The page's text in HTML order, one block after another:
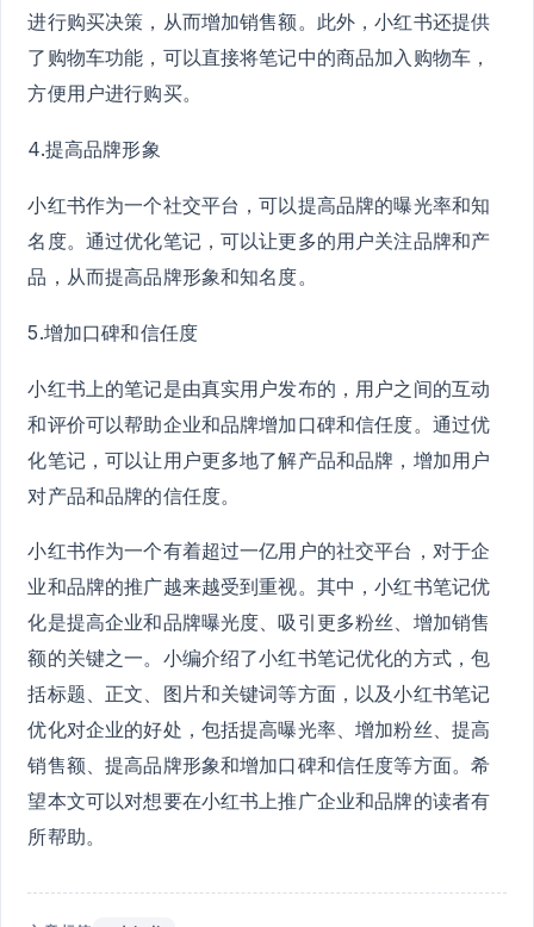
进行购买决策，从而增加销售额。此外，小红书还提供
了购物车功能，可以直接将笔记中的商品加入购物车，
方便用户进行购买。
4.提高品牌形象
小红书作为一个社交平台，可以提高品牌的曝光率和知
名度。通过优化笔记，可以让更多的用户关注品牌和产
品，从而提高品牌形象和知名度。
5.增加口碑和信任度
小红书上的笔记是由真实用户发布的，用户之间的互动
和评价可以帮助企业和品牌增加口碑和信任度。通过优
化笔记，可以让用户更多地了解产品和品牌，增加用户
对产品和品牌的信任度。
小红书作为一个有着超过一亿用户的社交平台，对于企
业和品牌的推广越来越受到重视。其中，小红书笔记优
化是提高企业和品牌曝光度、吸引更多粉丝、增加销售
额的关键之一。小编介绍了小红书笔记优化的方式，包
括标题、正文、图片和关键词等方面，以及小红书笔记
优化对企业的好处，包括提高曝光率、增加粉丝、提高
销售额、提高品牌形象和增加口碑和信任度等方面。希
望本文可以对想要在小红书上推广企业和品牌的读者有
所帮助。